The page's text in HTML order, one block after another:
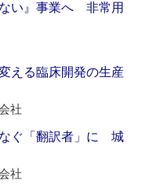
ない』事業へ 非常用
える臨床開発の生産
社
なぐ「翻訳者」に 城
社